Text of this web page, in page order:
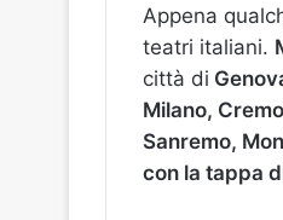
Appena
teatri italiani.
città di
Milano,
Sanremo,
con la tappa